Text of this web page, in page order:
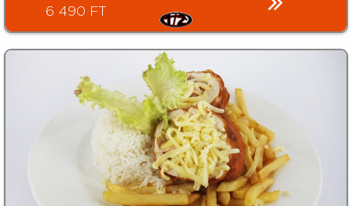
6 490 FT